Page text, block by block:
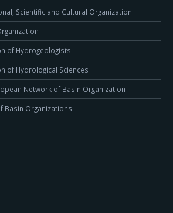
Scientific and Cultural Organization
of Hydrogeologists
of Hydrological Sciences
Network of Basin Organization
Basin Organizations